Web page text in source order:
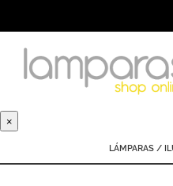
×
LÁMPARAS /